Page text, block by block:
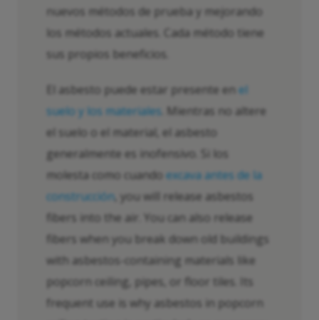
nuevos métodos de prueba y mejorando
los métodos actuales. Cada método tiene
sus propios beneficios.
El asbesto puede estar presente en el
suelo y los materiales . Mientras no altere
el suelo o el material, el asbesto
generalmente es inofensivo. Si los
molesta como cuando excava antes de la
construcción , you will release asbestos
fibers into the air. You can also release
fibers when you break down old buildings
with asbestos-containing materials like
popcorn ceiling, pipes, or floor tiles. Its
frequent use is why asbestos in popcorn